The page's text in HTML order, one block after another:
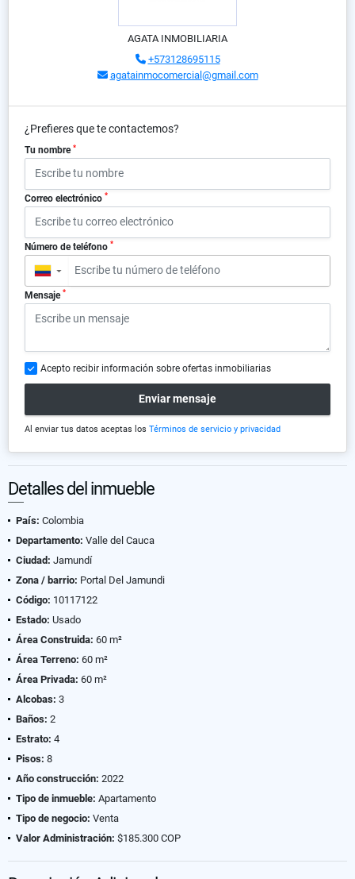
AGATA INMOBILIARIA
+573128695115
agatainmocomercial@gmail.com
¿Prefieres que te contactemos?
Tu nombre *
Correo electrónico *
Número de teléfono *
▼
Mensaje *
Acepto recibir información sobre ofertas inmobiliarias
Enviar mensaje
Al enviar tus datos aceptas los Términos de servicio y privacidad
Detalles del inmueble
País: Colombia
Departamento: Valle del Cauca
Ciudad: Jamundí
Zona / barrio: Portal Del Jamundi
Código: 10117122
Estado: Usado
Área Construida: 60 m²
Área Terreno: 60 m²
Área Privada: 60 m²
Alcobas: 3
Baños: 2
Estrato: 4
Pisos: 8
Año construcción: 2022
Tipo de inmueble: Apartamento
Tipo de negocio: Venta
Valor Administración: $185.300 COP